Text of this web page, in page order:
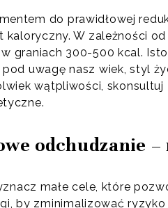
do prawidłowej
kaloryczny. W zależności
w graniach 300-500 kcal.
uwagę nasz wiek, styl
wątpliwości,
odchudzanie
małe cele, które
by zminimalizować